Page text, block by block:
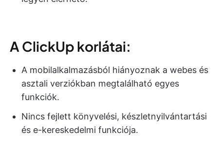
A ClickUp korlátai:
A mobilalkalmazásból hiányoznak a webes és
asztali verziókban megtalálható egyes
funkciók.
Nincs fejlett könyvelési, készletnyilvántartási
és e-kereskedelmi funkciója.